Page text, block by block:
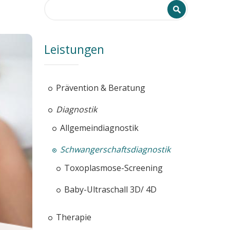
Leistungen
Prävention & Beratung
Diagnostik
Allgemeindiagnostik
Schwangerschaftsdiagnostik
Toxoplasmose-Screening
Baby-Ultraschall 3D/ 4D
Therapie